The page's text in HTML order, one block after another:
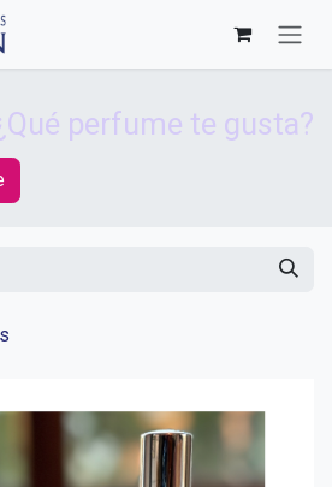
perfume te gusta?